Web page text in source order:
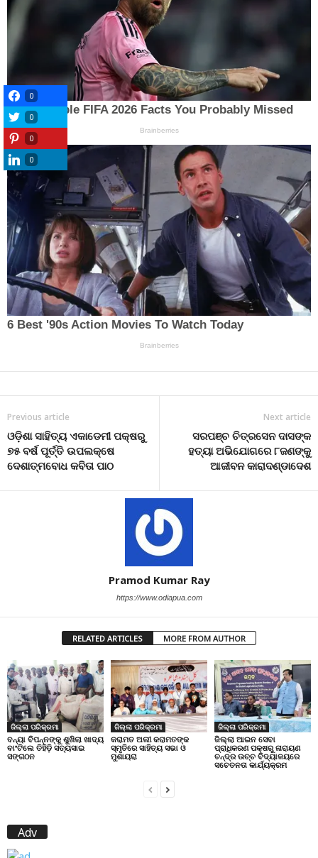
Previous article
ଓଡ଼ିଶା ସାହିତ୍ୟ ଏକାଡେମୀ ପକ୍ଷରୁ
୭୫ ବର୍ଷ ପୂର୍ତ୍ତି ଉପଲକ୍ଷେ
ଦେଶାତ୍ମବୋଧ କବିତା ପାଠ
Next article
ସରପଞ୍ଚ ଚିତ୍ରସେନ ଦାସଙ୍କ
ହତ୍ୟା ଅଭିଯୋଗରେ ୮ଜଣଙ୍କୁ
ଆଜୀବନ କାରାଦଣ୍ଡାଦେଶ
Pramod Kumar Ray
https://www.odiapua.com
RELATED ARTICLES MORE FROM AUTHOR
ଜିଲ୍ଲା ପରିକ୍ରମା
ବନ୍ୟା ବିପନ୍ନଙ୍କୁ ଶୁଖିଲା ଖାଦ୍ୟ
ବାଂଟିଲେ ତିହିଡି଼ ସତ୍ୟସାଇ
ସଙ୍ଗଠନ
ଜିଲ୍ଲା ପରିକ୍ରମା
କରାମତ ଅଲୀ କରାମତଙ୍କ
ସ୍ମୃତିରେ ସାହିତ୍ୟ ସଭା ଓ
ମୁଶାୟରା
ଜିଲ୍ଲା ପରିକ୍ରମା
ଜିଲ୍ଲା ଆଇନ ସେବା
ପ୍ରାଧିକରଣ ପକ୍ଷରୁ ନାରାୟଣ
ଚନ୍ଦ୍ର ଉଚ୍ଚ ବିଦ୍ୟାଳୟରେ
ସଚେତନତା କାର୍ଯ୍ୟକ୍ରମ
Adv
0
0
0
0